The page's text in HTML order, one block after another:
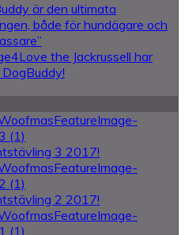
är den ultimata
både för hundägare och
Love the Jackrussell har
3 2017!
2 2017!